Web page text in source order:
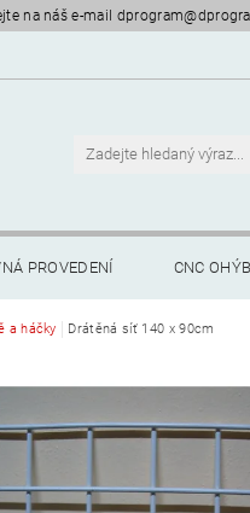
na náš e-mail
PROVEDENÍ CNC
a háčky Drátěná síť 140 x 90cm